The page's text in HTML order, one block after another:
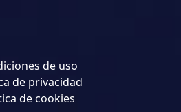
de uso
de privacidad
de cookies